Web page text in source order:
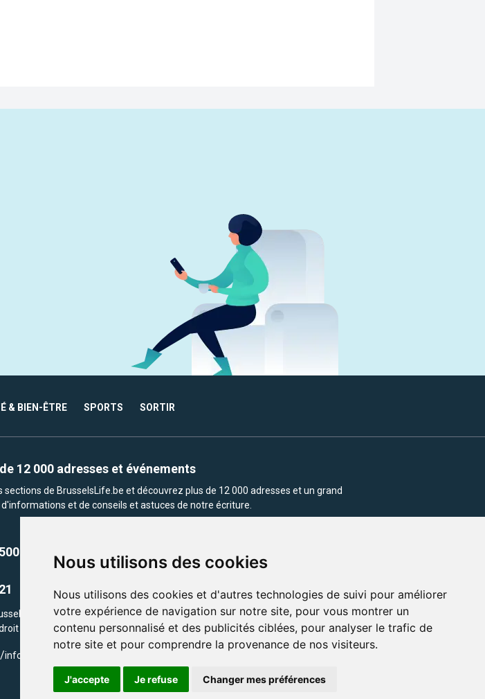
Nous utilisons des cookies
Nous utilisons des cookies et d'autres technologies de suivi pour améliorer
votre expérience de navigation sur notre site, pour vous montrer un
contenu personnalisé et des publicités ciblées, pour analyser le trafic de
notre site et pour comprendre la provenance de nos visiteurs.
J'accepte Je refuse Changer mes préférences
& BIEN-ÊTRE SPORTS SORTIR
12 000 adresses et événements
de BrusselsLife.be et découvrez plus de 12 000 adresses et un grand
et de conseils et astuces de notre écriture.
-1050 Ixelles, Brussels,
Tous droits réservés. Le contenu et les images utilisés sur ce site
d'auteur. la propriétaires respectifs.
/info@brusselslife.be